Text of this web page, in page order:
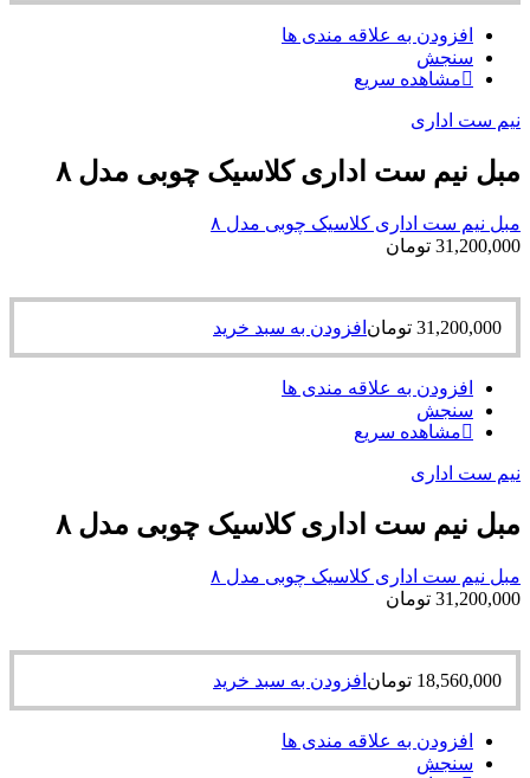
افزودن به علاقه مندی ها
سنجش
مشاهده سریع
نیم ست اداری
مبل نیم ست اداری کلاسیک چوبی مدل ۸
مبل نیم ست اداری کلاسیک چوبی مدل ۸
31,200,000 تومان
31,200,000 تومان افزودن به سبد خرید
افزودن به علاقه مندی ها
سنجش
مشاهده سریع
نیم ست اداری
مبل نیم ست اداری کلاسیک چوبی مدل ۸
مبل نیم ست اداری کلاسیک چوبی مدل ۸
31,200,000 تومان
18,560,000 تومان افزودن به سبد خرید
افزودن به علاقه مندی ها
سنجش